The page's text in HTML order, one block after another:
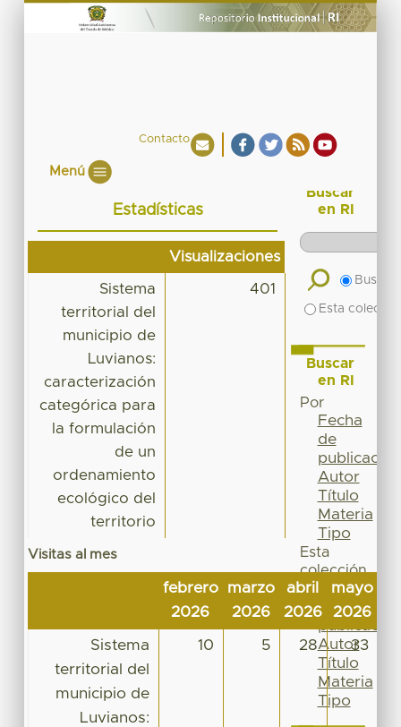
Contacto
Menú
Estadísticas
Visualizaciones
Sistema
territorial del
municipio de
Luvianos:
caracterización
categórica para
la formulación
de un
ordenamiento
ecológico del
territorio
401
Visitas al mes
febrero
2026
marzo
2026
abril
2026
mayo
2026
Sistema
territorial del
municipio de
Luvianos:
10 5 28 33
Buscar
en RI
Buscar
Esta
Buscar
en RI
Por
Fecha
de
publicación
Autor
Título
Materia
Tipo
Esta
colección
Fecha
de
publicación
Autor
Título
Materia
Tipo